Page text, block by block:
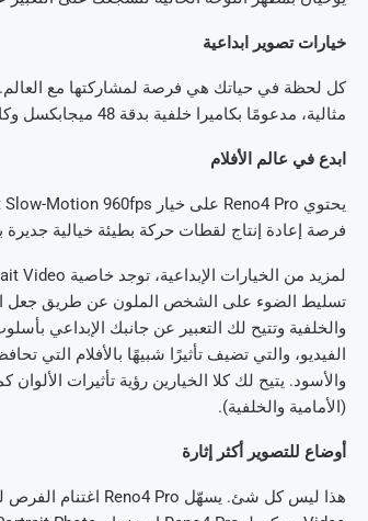
خيارات تصوير ابداعية
مثالية، مدعومًا بكاميرا خلفية بدقة 48 ميجابكسل وكاميرا أمامية بدقة 32 ميجابكسل.
ابدع في عالم الأفلام
فرصة إعادة إنتاج لقطات حركة بطيئة خيالية جديرة
تسليط الضوء على الشخص الملون عن طريق جعل
والخلفية وتتيح لك التعبير عن جانبك الإبداعي
الفيديو، والتي تضيف تأثيرًا شبيهًا بالأفلام التي
والأسود. يتيح لك كلا الخيارين رؤية تأثيرات
(الأمامية والخلفية).
أوضاع للتصوير أكثر إثارة